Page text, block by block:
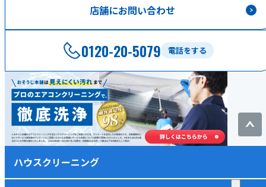
店舗にお問い合わせ
電話をする
0120-20-5079
ハウスクリーニング